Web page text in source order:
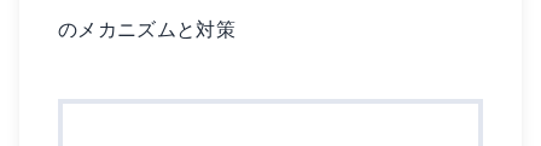
のメカニズムと対策